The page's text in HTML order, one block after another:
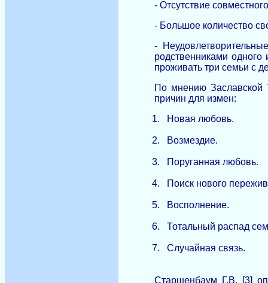
- Отсутствие
- Большое количество
-
родственниками одного
проживать три семьи с
По мнению Заславской
причин для измен:
1.
Новая любовь.
2. Возмездие.
3. Поруганная любовь.
4. Поиск нового
5. Восполнение.
6. Тотальный распад
7. Случайная связь.
Старшенбаум Г.В. [3]